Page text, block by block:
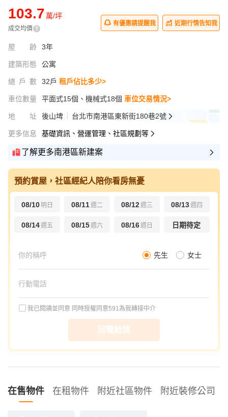
103.7萬/坪
成交均價
有優惠請提醒我 近期行情告知我
屋齡 3年
建築形態 公寓
總戶數 32戶 租戶佔比多少>
車位數量 平面式15個、機械式18個 車位交易情況>
地址 後山埤 台北市南港區東新街180巷2號
更多信息 基礎資訊、營運管理、社區規劃等
了解更多南港區新建案
預約賞屋，社區經紀人陪你看房無憂
08/10 明日 08/11週二 08/12週三 08/13週四
08/14週五 08/15週六 08/16週日 日期待定
先生 女士
我已閱讀並同意 同時授權同意591為我轉接中介
回電給我
在售物件 在租物件 附近社區物件 附近裝修公司